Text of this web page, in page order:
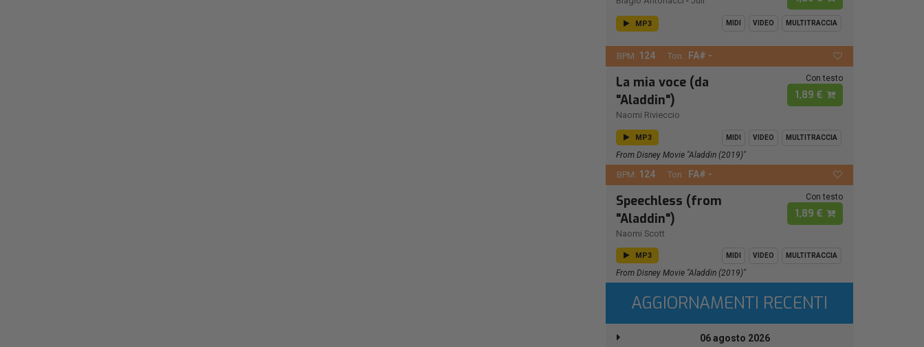
MP3 MIDI VIDEO MULTITRACCIA
BPM: 124 Ton.: FA# -
La mia voce (da
"Aladdin")
Naomi Rivieccio
Con testo
1,89 €
MP3 MIDI VIDEO MULTITRACCIA
From Disney Movie "Aladdin (2019)"
BPM: 124 Ton.: FA# -
Speechless (from
"Aladdin")
Naomi Scott
Con testo
1,89 €
MP3 MIDI VIDEO MULTITRACCIA
From Disney Movie "Aladdin (2019)"
AGGIORNAMENTI RECENTI
06 agosto 2026